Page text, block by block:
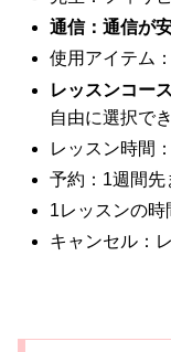
通信：通信が
使用アイテム
レッスンコー
自由に選択でき
レッスン時間
予約：1週間先
1レッスンの時
キャンセル：